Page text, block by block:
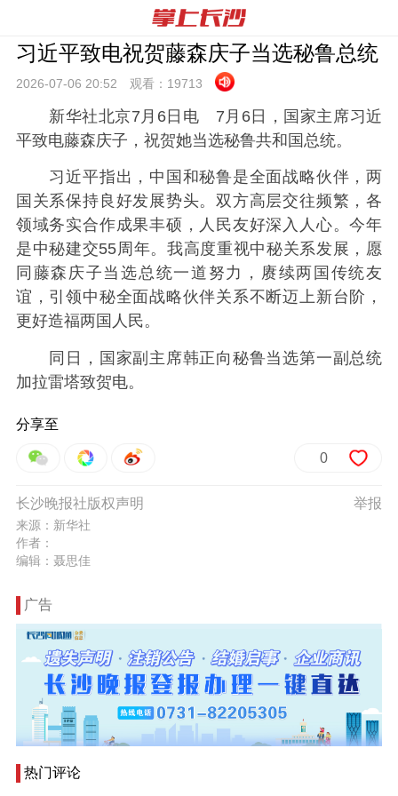
习近平致电祝贺藤森庆子当选秘鲁总统
2026-07-06 20:52 观看： 19713
新华社北京7月6日电 7月6日，国家主席习近
平致电藤森庆子，祝贺她当选秘鲁共和国总统。
习近平指出，中国和秘鲁是全面战略伙伴，两
国关系保持良好发展势头。双方高层交往频繁，各
领域务实合作成果丰硕，人民友好深入人心。今年
是中秘建交55周年。我高度重视中秘关系发展，愿
同藤森庆子当选总统一道努力，赓续两国传统友
谊，引领中秘全面战略伙伴关系不断迈上新台阶，
更好造福两国人民。
同日，国家副主席韩正向秘鲁当选第一副总统
加拉雷塔致贺电。
分享至
0
举报
长沙晚报社版权声明
来源：新华社
作者：
编辑：聂思佳
广告
热门评论